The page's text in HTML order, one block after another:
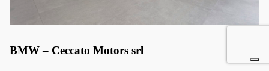
BMW – Ceccato Motors srl